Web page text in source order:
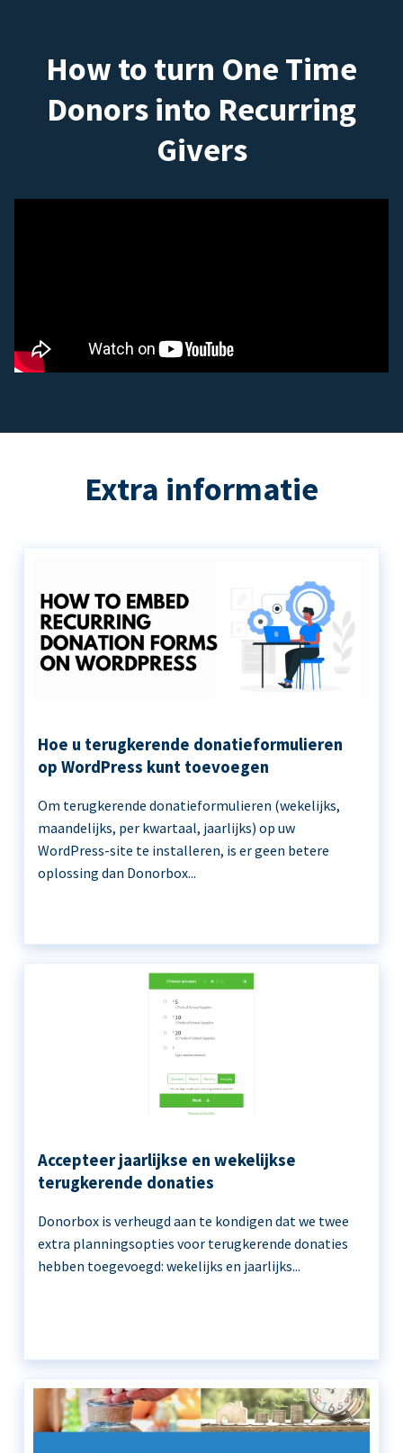
How to turn One Time
Donors into Recurring
Givers
Extra informatie
Hoe u terugkerende donatieformulieren
op WordPress kunt toevoegen
Om terugkerende donatieformulieren (wekelijks,
maandelijks, per kwartaal, jaarlijks) op uw
WordPress-site te installeren, is er geen betere
oplossing dan Donorbox...
Accepteer jaarlijkse en wekelijkse
terugkerende donaties
Donorbox is verheugd aan te kondigen dat we twee
extra planningsopties voor terugkerende donaties
hebben toegevoegd: wekelijks en jaarlijks...